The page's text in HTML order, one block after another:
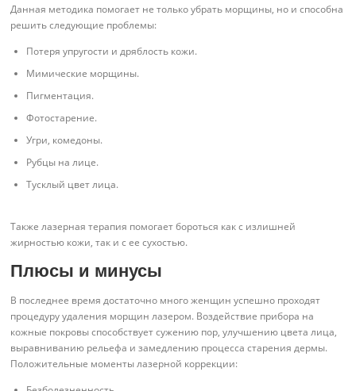
Данная методика помогает не только убрать морщины, но и способна
решить следующие проблемы:
Потеря упругости и дряблость кожи.
Мимические морщины.
Пигментация.
Фотостарение.
Угри, комедоны.
Рубцы на лице.
Тусклый цвет лица.
Также лазерная терапия помогает бороться как с излишней
жирностью кожи, так и с ее сухостью.
Плюсы и минусы
В последнее время достаточно много женщин успешно проходят
процедуру удаления морщин лазером. Воздействие прибора на
кожные покровы способствует сужению пор, улучшению цвета лица,
выравниванию рельефа и замедлению процесса старения дермы.
Положительные моменты лазерной коррекции: